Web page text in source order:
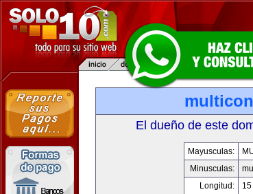
El dueño de este
Mayusculas:
Minusculas:
Longitud: